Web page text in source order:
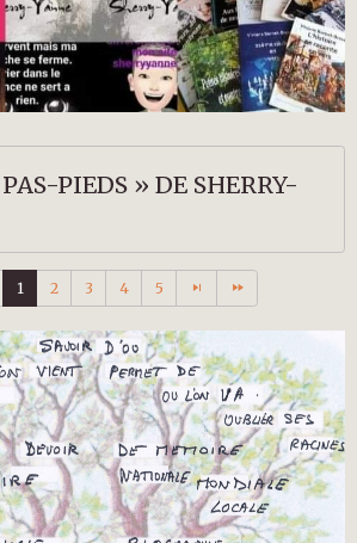
PIEDS » DE SHERRY-
1 2 3 4 5